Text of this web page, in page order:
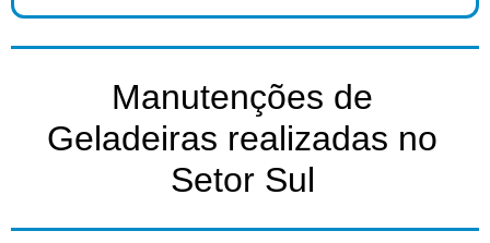
Manutenções de
Geladeiras realizadas no
Setor Sul​